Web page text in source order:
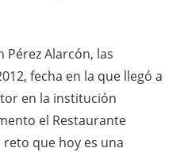
Pérez Alarcón, las
fecha en la que llegó a
en la institución
el Restaurante
que hoy es una